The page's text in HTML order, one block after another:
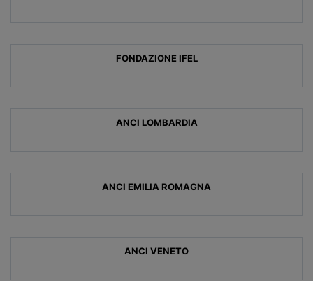
FONDAZIONE IFEL
ANCI LOMBARDIA
ANCI EMILIA ROMAGNA
ANCI VENETO